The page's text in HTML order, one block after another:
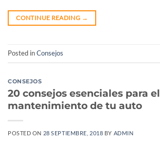
CONTINUE READING →
Posted inConsejos
CONSEJOS
20 consejos esenciales para el
mantenimiento de tu auto
POSTED ON 28 SEPTIEMBRE, 2018 BY ADMIN